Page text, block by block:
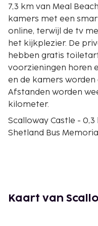
7,3 km van Meal
kamers met een
online, terwijl de tv
het kijkplezier. De
hebben gratis
voorzieningen horen
en de kamers
Afstanden worden
kilometer.
Scalloway Castle - 0,3
Shetland Bus
Clickimin Leisure
Kaart van